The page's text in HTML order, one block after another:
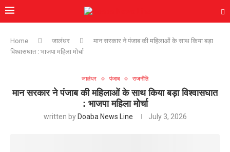
Home जालंधर
मान सरकार ने पंजाब की महिलाओं के साथ किया बड़ा
विश्वासघात : भाजपा महिला मोर्चा
जालंधर पंजाब राजनीति
मान सरकार ने पंजाब की महिलाओं के साथ किया बड़ा विश्वासघात
: भाजपा महिला मोर्चा
written by Doaba News Line July 3, 2026